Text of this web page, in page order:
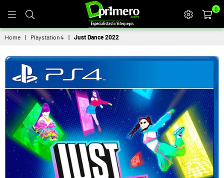
DPRIMERO
0
Home | Playstation 4 | Just Dance 2022